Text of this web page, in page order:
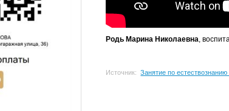
Родь Марина Николаевна,
Источник: Занятие по